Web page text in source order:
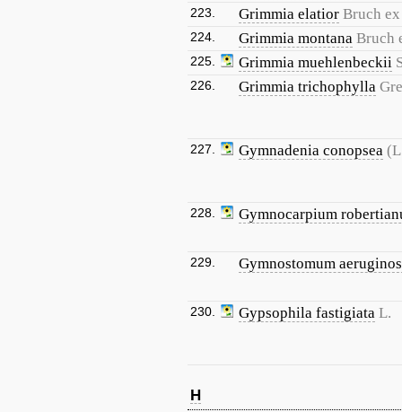
223. Grimmia elatior Bruch
224. Grimmia montana Bruch
225. Grimmia muehlenbeckii
226. Grimmia trichophylla
227. Gymnadenia conopsea
228. Gymnocarpium
229. Gymnostomum
230. Gypsophila fastigiata L.
H